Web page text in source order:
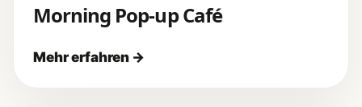
Morning Pop-up Café